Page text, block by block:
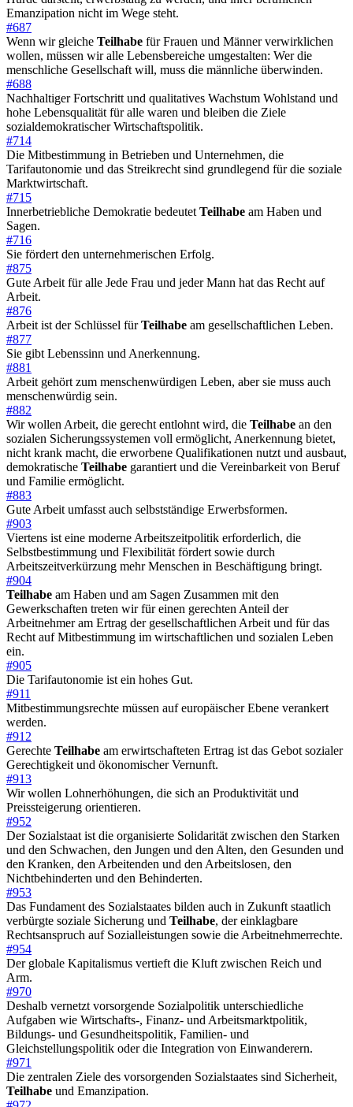
Emanzipation nicht im Wege steht.
#687
Wenn wir gleiche Teilhabe für Frauen und Männer verwirklichen
wollen, müssen wir alle Lebensbereiche umgestalten: Wer die
menschliche Gesellschaft will, muss die männliche überwinden.
#688
Nachhaltiger Fortschritt und qualitatives Wachstum Wohlstand und
hohe Lebensqualität für alle waren und bleiben die Ziele
sozialdemokratischer Wirtschaftspolitik.
#714
Die Mitbestimmung in Betrieben und Unternehmen, die
Tarifautonomie und das Streikrecht sind grundlegend für die soziale
Marktwirtschaft.
#715
Innerbetriebliche Demokratie bedeutet Teilhabe am Haben und
Sagen.
#716
Sie fördert den unternehmerischen Erfolg.
#875
Gute Arbeit für alle Jede Frau und jeder Mann hat das Recht auf
Arbeit.
#876
Arbeit ist der Schlüssel fürTeilhabe am gesellschaftlichen Leben.
#877
Sie gibt Lebenssinn und Anerkennung.
#881
Arbeit gehört zum menschenwürdigen Leben, aber sie muss auch
menschenwürdig sein.
#882
Wir wollen Arbeit, die gerecht entlohnt wird, die Teilhabe an den
sozialen Sicherungssystemen voll ermöglicht, Anerkennung bietet,
nicht krank macht, die erworbene Qualifikationen nutzt und ausbaut,
demokratische Teilhabe garantiert und die Vereinbarkeit von Beruf
und Familie ermöglicht.
#883
Gute Arbeit umfasst auch selbstständige Erwerbsformen.
#903
Viertens ist eine moderne Arbeitszeitpolitik erforderlich, die
Selbstbestimmung und Flexibilität fördert sowie durch
Arbeitszeitverkürzung mehr Menschen in Beschäftigung bringt.
#904
Teilhabe am Haben und am Sagen Zusammen mit den
Gewerkschaften treten wir für einen gerechten Anteil der
Arbeitnehmer am Ertrag der gesellschaftlichen Arbeit und für das
Recht auf Mitbestimmung im wirtschaftlichen und sozialen Leben
ein.
#905
Die Tarifautonomie ist ein hohes Gut.
#911
Mitbestimmungsrechte müssen auf europäischer Ebene verankert
werden.
#912
Gerechte Teilhabe am erwirtschafteten Ertrag ist das Gebot sozialer
Gerechtigkeit und ökonomischer Vernunft.
#913
Wir wollen Lohnerhöhungen, die sich an Produktivität und
Preissteigerung orientieren.
#952
Der Sozialstaat ist die organisierte Solidarität zwischen den Starken
und den Schwachen, den Jungen und den Alten, den Gesunden und
den Kranken, den Arbeitenden und den Arbeitslosen, den
Nichtbehinderten und den Behinderten.
#953
Das Fundament des Sozialstaates bilden auch in Zukunft staatlich
verbürgte soziale Sicherung und Teilhabe, der einklagbare
Rechtsanspruch auf Sozialleistungen sowie die Arbeitnehmerrechte.
#954
Der globale Kapitalismus vertieft die Kluft zwischen Reich und
Arm.
#970
Deshalb vernetzt vorsorgende Sozialpolitik unterschiedliche
Aufgaben wie Wirtschafts-, Finanz- und Arbeitsmarktpolitik,
Bildungs- und Gesundheitspolitik, Familien- und
Gleichstellungspolitik oder die Integration von Einwanderern.
#971
Die zentralen Ziele des vorsorgenden Sozialstaates sind Sicherheit,
Teilhabe und Emanzipation.